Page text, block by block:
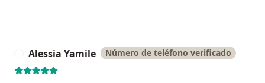
Alessia Yamile Número de teléfono verificado